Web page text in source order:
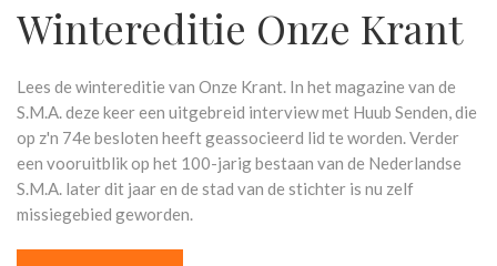
Wintereditie Onze Krant
Lees de wintereditie van Onze Krant. In het magazine van de
S.M.A. deze keer een uitgebreid interview met Huub Senden, die
op z'n 74e besloten heeft geassocieerd lid te worden. Verder
een vooruitblik op het 100-jarig bestaan van de Nederlandse
S.M.A. later dit jaar en de stad van de stichter is nu zelf
missiegebied geworden.